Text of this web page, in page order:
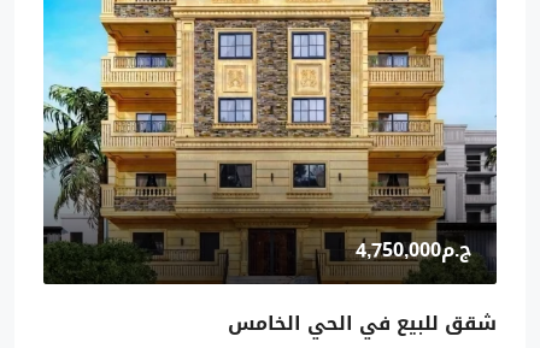
ج.م4,750,000
شقق للبيع في الحي الخامس